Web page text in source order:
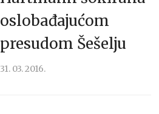
oslobađajućom
presudom Šešelju
31. 03. 2016.